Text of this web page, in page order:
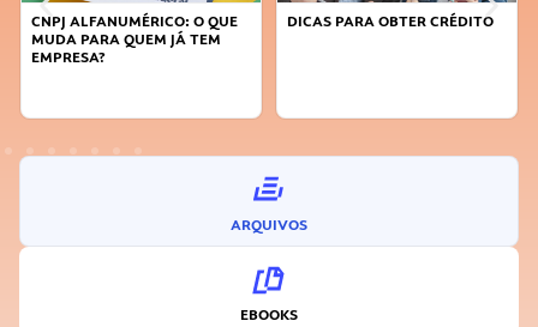
DICAS PARA OBTER CRÉDITO
FAÇA A DIFERENÇA: SEJA
ARQUIVOS
EBOOKS